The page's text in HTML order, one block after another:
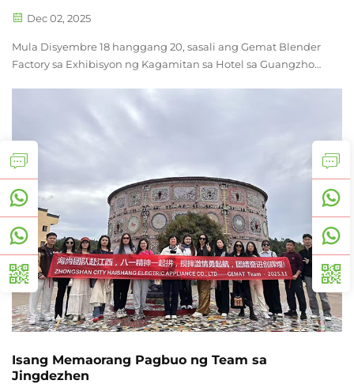
Dec 02, 2025
Mula Disyembre 18 hanggang 20, sasali ang Gemat Blender
Factory sa Exhibisyon ng Kagamitan sa Hotel sa Guangzhou.
ng murang komersyal na blender sa exhibisyong ito,
kabilang ang mga kagamitan na inilaan para sa mga kusina
ng restawran, ipinasadya para sa mga bar ng hotel, at
idinisenyo para sa mas malaking produksyon sa mga
kantina.
Isang Memaorang Pagbuo ng Team sa
Jingdezhen